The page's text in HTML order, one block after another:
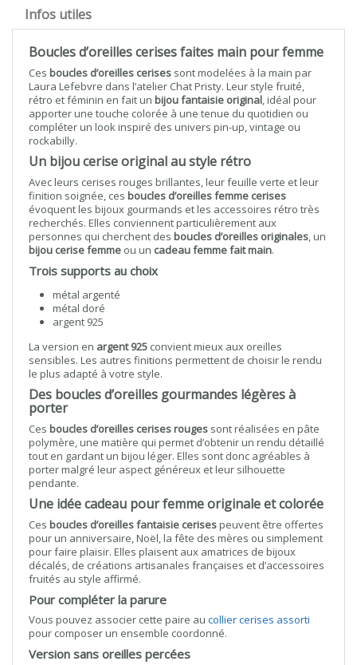
Infos utiles
Boucles d’oreilles cerises faites main pour femme
Ces boucles d’oreilles cerises sont modelées à la main par
Laura Lefebvre dans l’atelier Chat Pristy. Leur style fruité,
rétro et féminin en fait un bijou fantaisie original, idéal pour
apporter une touche colorée à une tenue du quotidien ou
compléter un look inspiré des univers pin-up, vintage ou
rockabilly.
Un bijou cerise original au style rétro
Avec leurs cerises rouges brillantes, leur feuille verte et leur
finition soignée, ces boucles d’oreilles femme cerises
évoquent les bijoux gourmands et les accessoires rétro très
recherchés. Elles conviennent particulièrement aux
personnes qui cherchent des boucles d’oreilles originales, un
bijou cerise femme ou un cadeau femme fait main.
Trois supports au choix
métal argenté
métal doré
argent 925
La version en argent 925 convient mieux aux oreilles
sensibles. Les autres finitions permettent de choisir le rendu
le plus adapté à votre style.
Des boucles d’oreilles gourmandes légères à
porter
Ces boucles d’oreilles cerises rouges sont réalisées en pâte
polymère, une matière qui permet d’obtenir un rendu détaillé
tout en gardant un bijou léger. Elles sont donc agréables à
porter malgré leur aspect généreux et leur silhouette
pendante.
Une idée cadeau pour femme originale et colorée
Ces boucles d’oreilles fantaisie cerisespeuvent être offertes
pour un anniversaire, Noël, la fête des mères ou simplement
pour faire plaisir. Elles plaisent aux amatrices de bijoux
décalés, de créations artisanales françaises et d’accessoires
fruités au style affirmé.
Pour compléter la parure
Vous pouvez associer cette paire au collier cerises assorti
pour composer un ensemble coordonné.
Version sans oreilles percées